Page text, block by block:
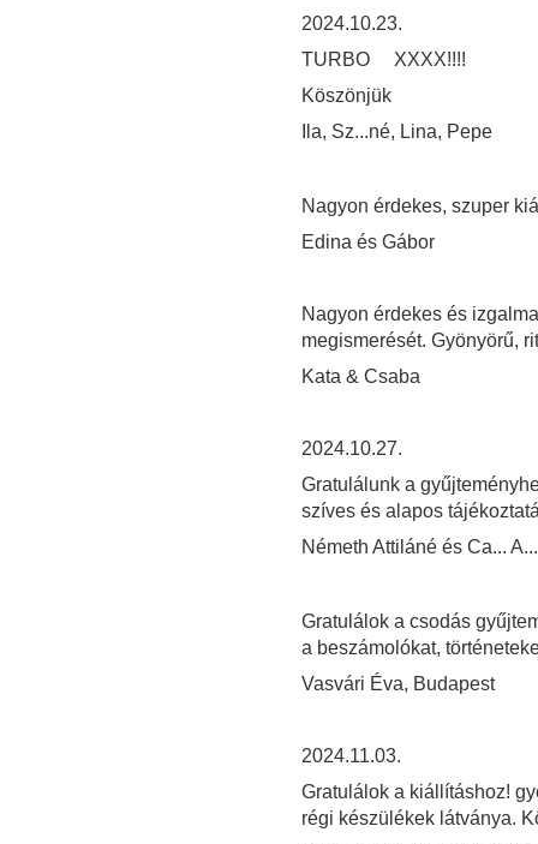
2024.10.23.
TURBO XXXX!!!!
Köszönjük
Ila, Sz...né, Lina, Pepe
Nagyon érdekes, szuper
Edina és Gábor
Nagyon érdekes és
megismerését. Gyönyörű,
Kata & Csaba
2024.10.27.
Gratulálunk a
szíves és alapos
Németh Attiláné és Ca...
Gratulálok a csodás
a beszámolókat,
Vasvári Éva, Budapest
2024.11.03.
Gratulálok a kiállításhoz!
régi készülékek látványa.